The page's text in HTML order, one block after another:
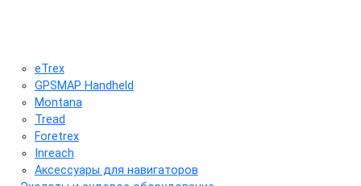
eTrex
GPSMAP Handheld
Montana
Tread
Foretrex
Inreach
Аксессуары для навигаторов